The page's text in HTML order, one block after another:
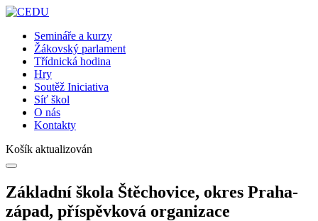
Semináře a kurzy
Žákovský parlament
Třídnická hodina
Hry
Soutěž Iniciativa
Síť škol
O nás
Kontakty
Košík aktualizován
Základní škola Štěchovice, okres Praha-
západ, příspěvková organizace